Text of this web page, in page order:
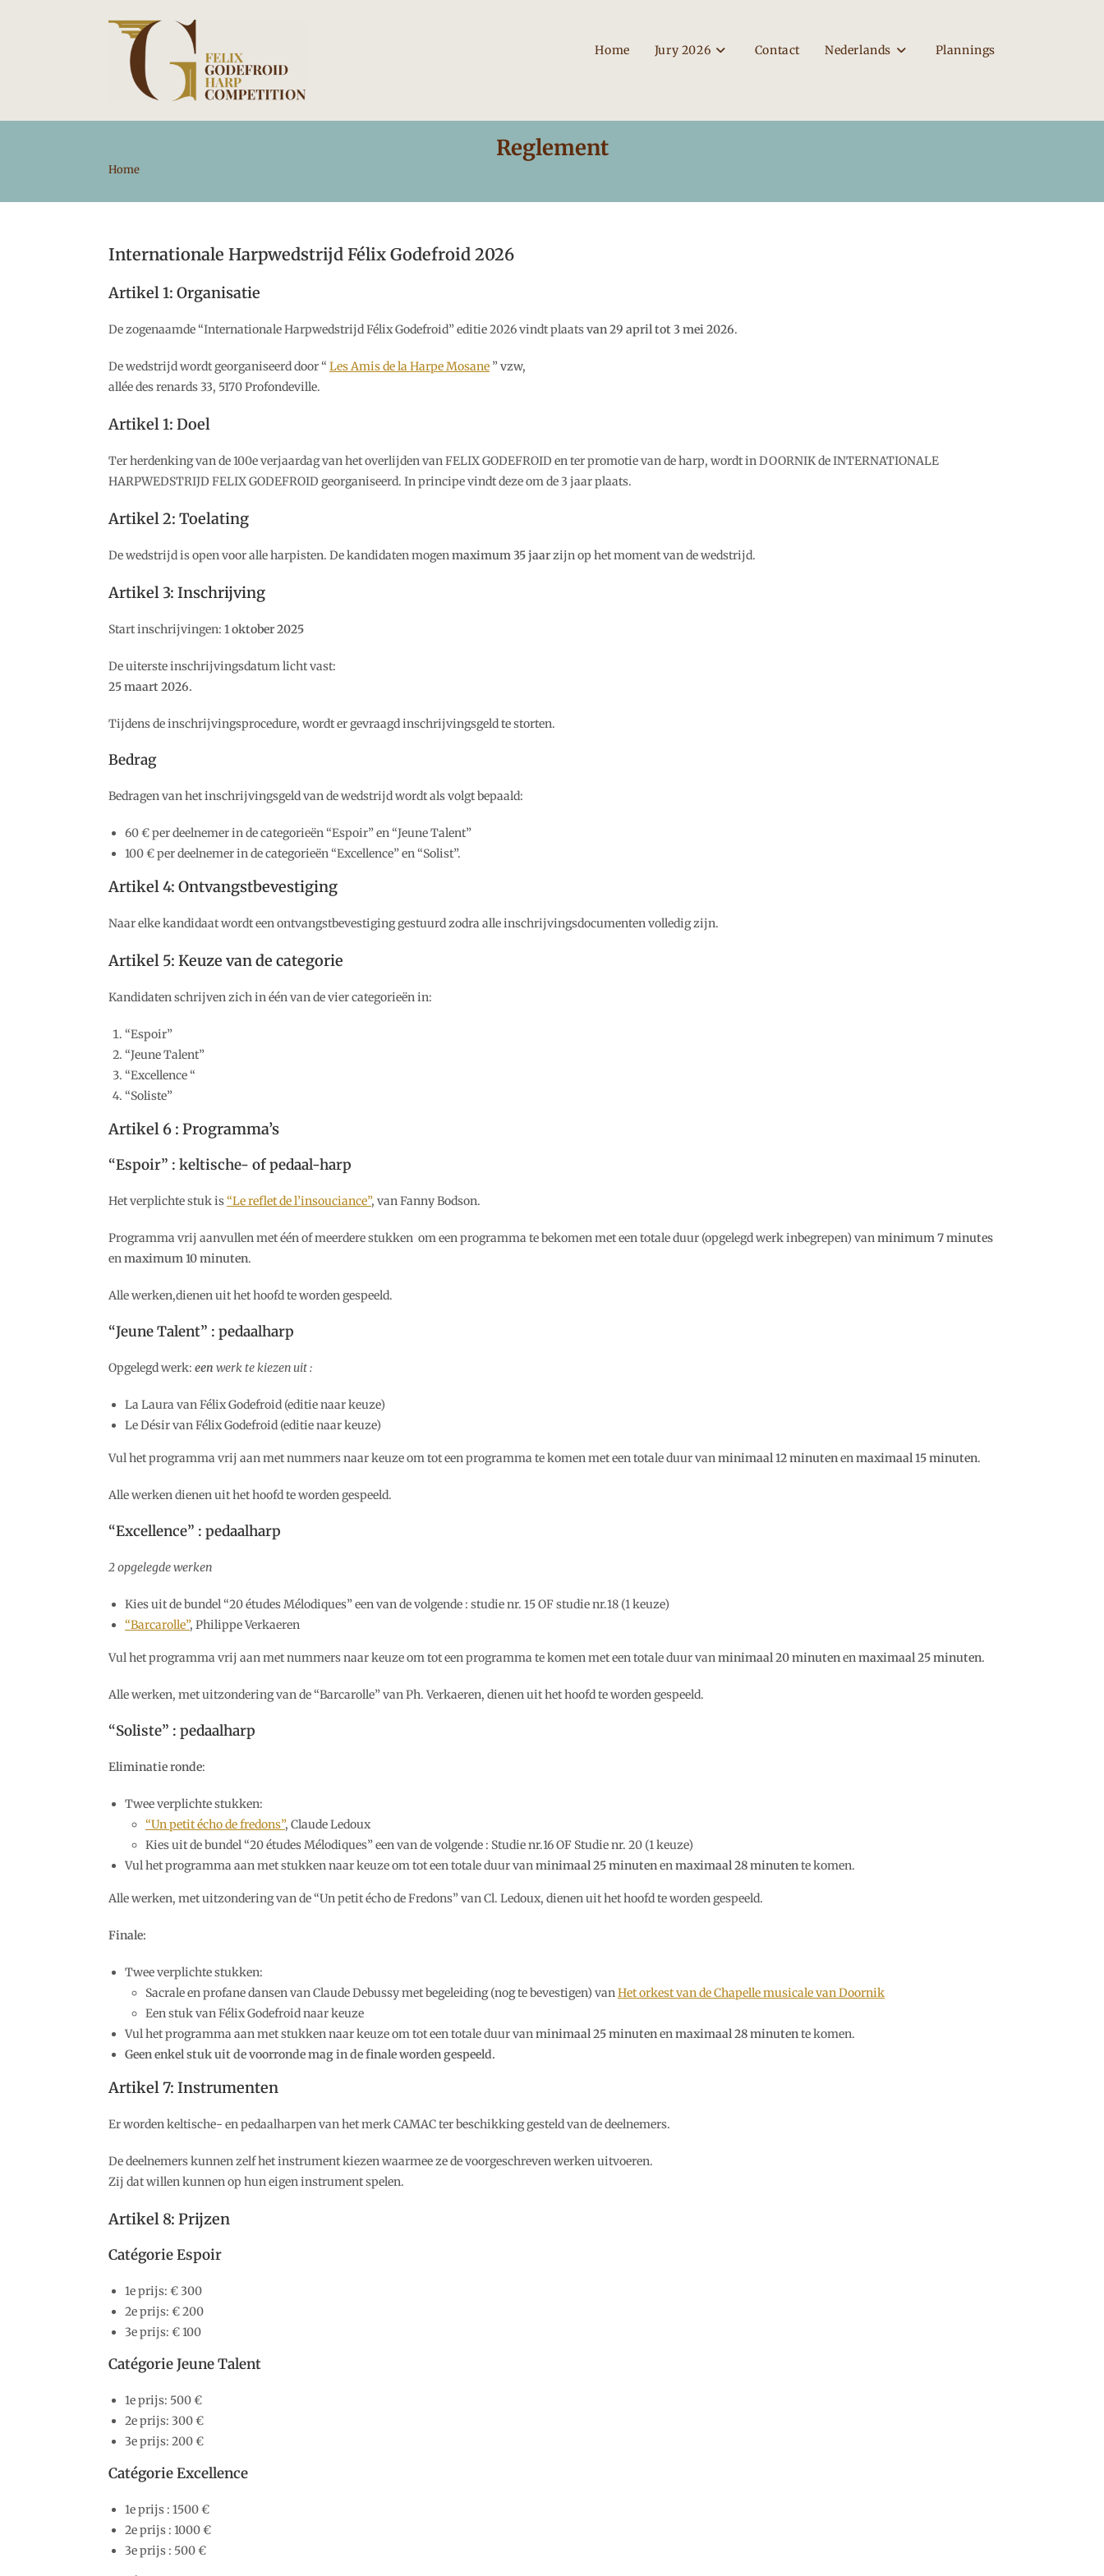
Home Jury 2026 Contact Nederlands Plannings
Reglement
Home
Internationale Harpwedstrijd Félix Godefroid 2026
Artikel 1: Organisatie
De zogenaamde “Internationale Harpwedstrijd Félix Godefroid” editie 2026 vindt plaatsvan 29 april tot 3 mei 2026.
De wedstrijd wordt georganiseerd door “ Les Amis de la Harpe Mosane ” vzw,
allée des renards 33, 5170 Profondeville.
Artikel 1: Doel
Ter herdenking van de 100e verjaardag van het overlijden van FELIX GODEFROID en ter promotie van de harp, wordt in DOORNIK de INTERNATIONALE
HARPWEDSTRIJD FELIX GODEFROID georganiseerd. In principe vindt deze om de 3 jaar plaats.
Artikel 2: Toelating
De wedstrijd is open voor alle harpisten. De kandidaten mogenmaximum 35 jaarzijn op het moment van de wedstrijd.
Artikel 3: Inschrijving
Start inschrijvingen: 1 oktober 2025
De uiterste inschrijvingsdatum licht vast:
25 maart 2026.
Tijdens de inschrijvingsprocedure, wordt er gevraagd inschrijvingsgeld te storten.
Bedrag
Bedragen van het inschrijvingsgeld van de wedstrijd wordt als volgt bepaald:
60 € per deelnemer in de categorieën “Espoir” en “Jeune Talent”
100 € per deelnemer in de categorieën “Excellence” en “Solist”.
Artikel 4: Ontvangstbevestiging
Naar elke kandidaat wordt een ontvangstbevestiging gestuurd zodra alle inschrijvingsdocumenten volledig zijn.
Artikel 5: Keuze van de categorie
Kandidaten schrijven zich in één van de vier categorieën in:
“Espoir”
“Jeune Talent”
“Excellence “
“Soliste”
Artikel 6 : Programma’s
“Espoir” : keltische- of pedaal-harp
Het verplichte stuk is“Le reflet de l’insouciance”, van Fanny Bodson.
Programma vrij aanvullen met één of meerdere stukken om een programma te bekomen met een totale duur (opgelegd werk inbegrepen) vanminimum 7 minutes
enmaximum 10 minuten.
Alle werken,dienen uit het hoofd te worden gespeeld.
“Jeune Talent” : pedaalharp
Opgelegd werk: een werk te kiezen uit :
La Laura van Félix Godefroid (editie naar keuze)
Le Désir van Félix Godefroid (editie naar keuze)
Vul het programma vrij aan met nummers naar keuze om tot een programma te komen met een totale duur vanminimaal 12 minutenenmaximaal 15 minuten.
Alle werken dienen uit het hoofd te worden gespeeld.
“Excellence” : pedaalharp
2 opgelegde werken
Kies uit de bundel “20 études Mélodiques” een van de volgende : studie nr. 15 OF studie nr.18 (1 keuze)
“Barcarolle”, Philippe Verkaeren
Vul het programma vrij aan met nummers naar keuze om tot een programma te komen met een totale duur vanminimaal 20 minutenenmaximaal 25 minuten.
Alle werken, met uitzondering van de “Barcarolle” van Ph. Verkaeren, dienen uit het hoofd te worden gespeeld.
“Soliste” : pedaalharp
Eliminatie ronde:
Twee verplichte stukken:
“Un petit écho de fredons”, Claude Ledoux
Kies uit de bundel “20 études Mélodiques” een van de volgende : Studie nr.16 OF Studie nr. 20 (1 keuze)
Vul het programma aan met stukken naar keuze om tot een totale duur vanminimaal 25 minutenenmaximaal 28 minutente komen.
Alle werken, met uitzondering van de “Un petit écho de Fredons” van Cl. Ledoux, dienen uit het hoofd te worden gespeeld.
Finale:
Twee verplichte stukken:
Sacrale en profane dansen van Claude Debussy met begeleiding (nog te bevestigen) vanHet orkest van de Chapelle musicale van Doornik
Een stuk van Félix Godefroid naar keuze
Vul het programma aan met stukken naar keuze om tot een totale duur vanminimaal 25 minutenenmaximaal 28 minutente komen.
Geen enkel stuk uit de voorronde mag in de finale worden gespeeld.
Artikel 7: Instrumenten
Er worden keltische- en pedaalharpen van het merk CAMAC ter beschikking gesteld van de deelnemers.
De deelnemers kunnen zelf het instrument kiezen waarmee ze de voorgeschreven werken uitvoeren.
Zij dat willen kunnen op hun eigen instrument spelen.
Artikel 8: Prijzen
Catégorie Espoir
1e prijs: € 300
2e prijs: € 200
3e prijs: € 100
Catégorie Jeune Talent
1e prijs: 500 €
2e prijs: 300 €
3e prijs: 200 €
Catégorie Excellence
1e prijs : 1500 €
2e prijs : 1000 €
3e prijs : 500 €